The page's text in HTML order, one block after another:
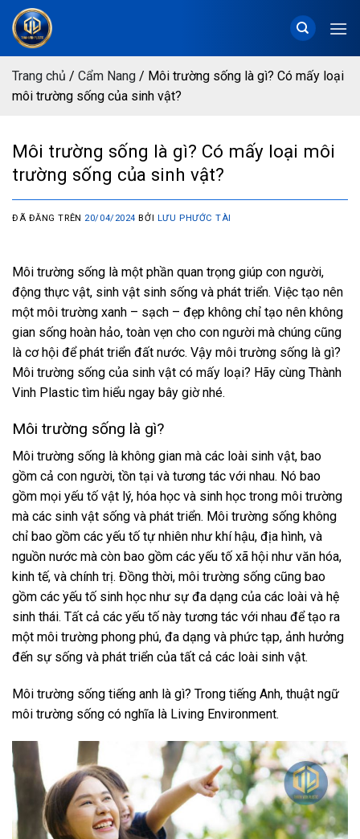
Chuyển
đến
dungTrang chủ / Cẩm Nang / Môi trường sống là gì? Có mấy loại
môi trường sống của sinh vật?
Môi trường sống là gì? Có mấy loại môi
trường sống của sinh vật?
ĐÃ ĐĂNG TRÊN 20/04/2024 BỞI LƯU PHƯỚC TÀI
Môi trường sống là một phần quan trọng giúp con người,
động thực vật, sinh vật sinh sống và phát triển. Việc tạo nên
một môi trường xanh – sạch – đẹp không chỉ tạo nên không
gian sống hoàn hảo, toàn vẹn cho con người mà chúng cũng
là cơ hội để phát triển đất nước. Vậy môi trường sống là gì?
Môi trường sống của sinh vật có mấy loại? Hãy cùng Thành
Vinh Plastic tìm hiểu ngay bây giờ nhé.
Môi trường sống là gì?
Môi trường sống là không gian mà các loài sinh vật, bao
gồm cả con người, tồn tại và tương tác với nhau. Nó bao
gồm mọi yếu tố vật lý, hóa học và sinh học trong môi trường
mà các sinh vật sống và phát triển. Môi trường sống không
chỉ bao gồm các yếu tố tự nhiên như khí hậu, địa hình, và
nguồn nước mà còn bao gồm các yếu tố xã hội như văn hóa,
kinh tế, và chính trị. Đồng thời, môi trường sống cũng bao
gồm các yếu tố sinh học như sự đa dạng của các loài và hệ
sinh thái. Tất cả các yếu tố này tương tác với nhau để tạo ra
một môi trường phong phú, đa dạng và phức tạp, ảnh hưởng
đến sự sống và phát triển của tất cả các loài sinh vật.
Môi trường sống tiếng anh là gì? Trong tiếng Anh, thuật ngữ
môi trường sống có nghĩa là Living Environment.